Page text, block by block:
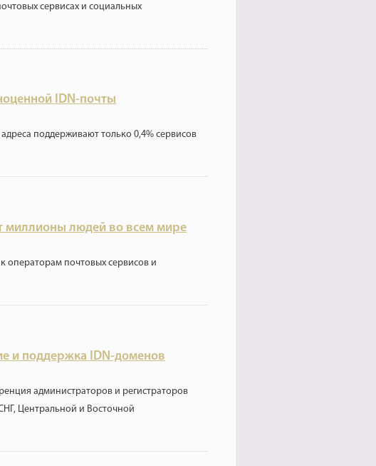
сервисах и социальных
IDN-почты
поддерживают только 0,4% сервисов
миллионы людей во всем мире
операторам почтовых сервисов и
и поддержка IDN-доменов
администраторов и регистраторов
Центральной и Восточной